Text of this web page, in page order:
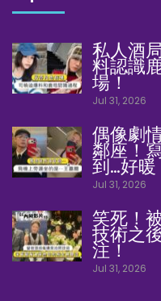
私人酒
料認識
場！
Jul 31, 2026
偶像劇
鄰座！
到…好暖
Jul 31, 2026
笑死！
技術之
注！
Jul 31, 2026